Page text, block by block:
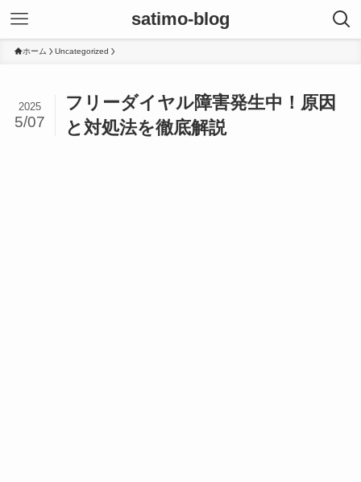
satimo-blog
ホーム Uncategorized
フリーダイヤル障害発生中！原因
と対処法を徹底解説
2025
5/07